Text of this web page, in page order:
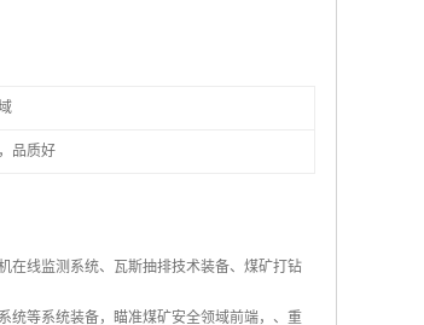
品质好
在线监测系统、瓦斯抽排技术装备、煤矿打钻
统等系统装备，瞄准煤矿安全领域前端，、重